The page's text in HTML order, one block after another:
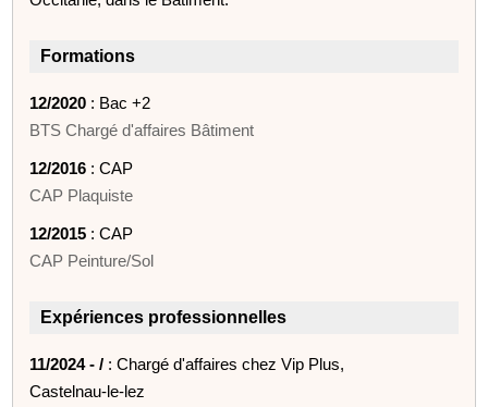
Formations
12/2020 : Bac +2
BTS Chargé d'affaires Bâtiment
12/2016 : CAP
CAP Plaquiste
12/2015 : CAP
CAP Peinture/Sol
Expériences professionnelles
11/2024 - / : Chargé d'affaires chez Vip Plus,
Castelnau-le-lez